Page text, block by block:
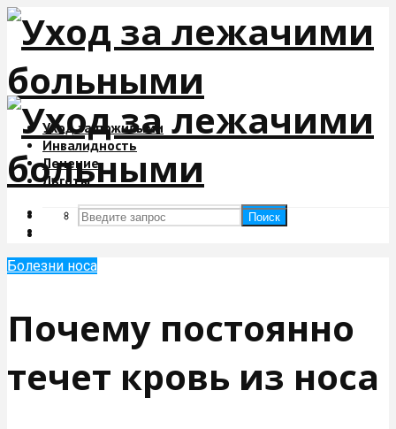
Уход за пожилыми
Инвалидность
Лечение
Льготы
Поиск
Поиск
Болезни носа
Почему постоянно
течет кровь из носа